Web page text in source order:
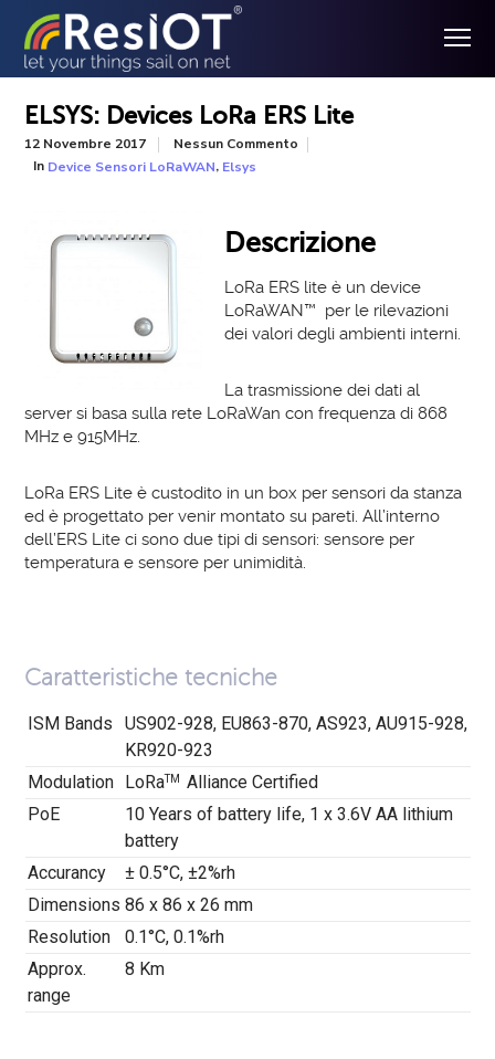
ELSYS: Devices LoRa ERS Lite
12 Novembre 2017
Nessun Commento
In Device Sensori LoRaWAN, Elsys
Descrizione
LoRa ERS lite è un device
LoRaWAN™ per le rilevazioni
dei valori degli ambienti interni.
La trasmissione dei dati al
server si basa sulla rete LoRaWan con frequenza di 868
MHz e 915MHz.
LoRa ERS Lite è custodito in un box per sensori da stanza
ed è progettato per venir montato su pareti. All’interno
dell’ERS Lite ci sono due tipi di sensori: sensore per
temperatura e sensore per unimidità.
Caratteristiche tecniche
ISM Bands
US902-928, EU863-870, AS923, AU915-928,
KR920-923
Modulation
LoRaTM
Alliance Certified
PoE
10 Years of battery life, 1 x 3.6V AA lithium
battery
Accurancy
± 0.5°C, ±2%rh
Dimensions 86 x 86 x 26 mm
Resolution
0.1°C, 0.1%rh
Approx.
range
8 Km